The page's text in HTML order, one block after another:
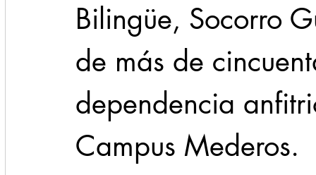
Bilingüe, Socorro
de más de
dependencia
Campus Mederos.